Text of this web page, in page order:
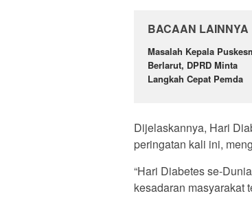
BACAAN LAINNYA
Masalah Kepala
Berlarut, DPRD Minta
Langkah Cepat Pemda
Dijelaskannya, Hari
peringatan kali ini,
“Hari Diabetes se-
kesadaran masyarakat